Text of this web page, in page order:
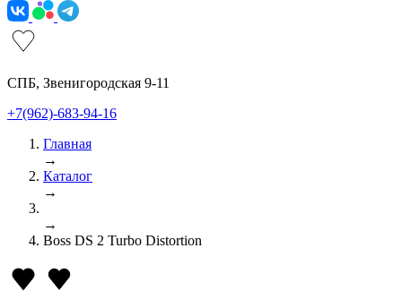
СПБ, Звенигородская 9-11
+7(962)-683-94-16
Главная
→
Каталог
→
→
Boss DS 2 Turbo Distortion